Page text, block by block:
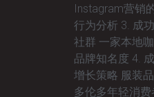
Instagram营销
行为分析 3. 成
社群 一家本地
品牌知名度 4.
增长策略 服装
多伦多年轻消费